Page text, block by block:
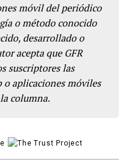
móvil del periódico
o método conocido
desarrollado o
acepta que GFR
suscriptores las
aplicaciones móviles
columna.